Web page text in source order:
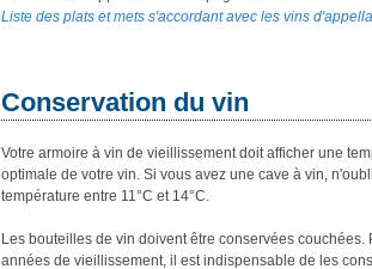
Liste des plats et mets s'accordant avec les vins
Conservation du vin
Votre armoire à vin de vieillissement doit afficher une
optimale de votre vin. Si vous avez une cave à vin,
température entre 11°C et 14°C.
Les bouteilles de vin doivent être conservées
années de vieillissement, il est indispensable de les